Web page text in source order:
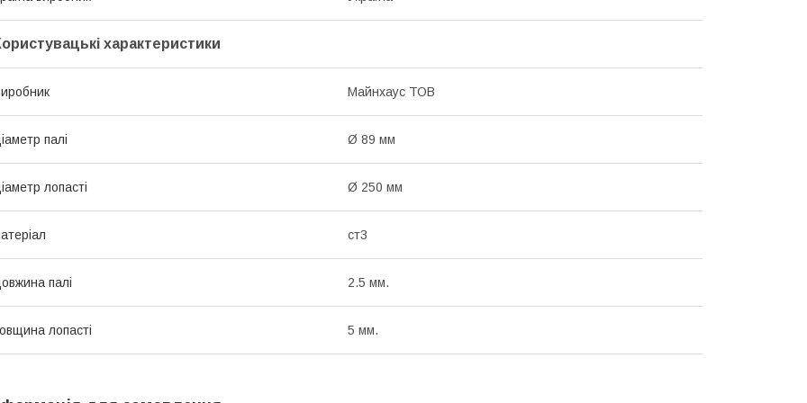
характеристики
Майнхаус ТОВ
палі Ø 89 мм
лопасті Ø 250 мм
ст3
палі 2.5 мм.
лопасті 5 мм.